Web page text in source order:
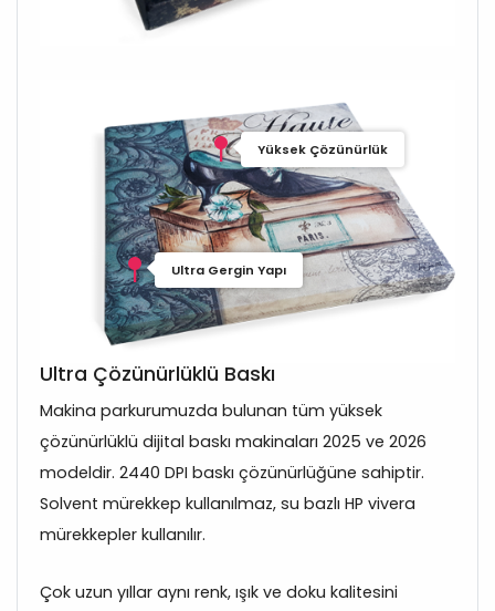
Yüksek Çözünürlük
Ultra Gergin Yapı
Ultra Çözünürlüklü Baskı
Makina parkurumuzda bulunan tüm yüksek
çözünürlüklü dijital baskı makinaları 2025 ve 2026
modeldir. 2440 DPI baskı çözünürlüğüne sahiptir.
Solvent mürekkep kullanılmaz, su bazlı HP vivera
mürekkepler kullanılır.
Çok uzun yıllar aynı renk, ışık ve doku kalitesini